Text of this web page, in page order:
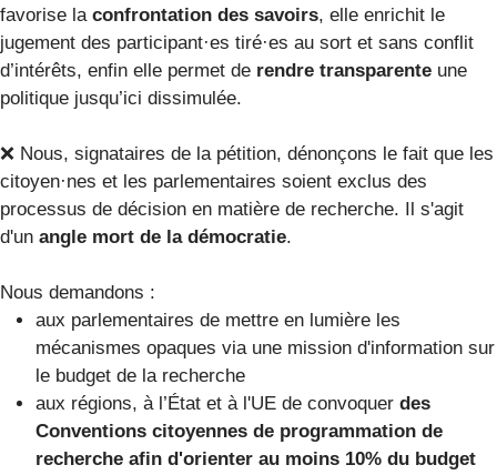
favorise la confrontation des savoirs, elle enrichit le
jugement des participant·es tiré·es au sort et sans conflit
d’intérêts, enfin elle permet de rendre transparente une
politique jusqu’ici dissimulée.
❌ Nous, signataires de la pétition, dénonçons le fait que les
citoyen·nes et les parlementaires soient exclus des
processus de décision en matière de recherche. Il s'agit
d'un angle mort de la démocratie.
Nous demandons :
aux parlementaires de mettre en lumière les
mécanismes opaques via une mission d'information sur
le budget de la recherche
aux régions, à l’État et à l'UE de convoquer des
Conventions citoyennes de programmation de
recherche afin d'orienter au moins 10% du budget